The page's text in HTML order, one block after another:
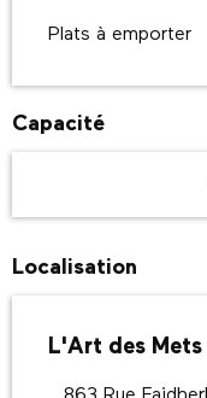
Plats à emporter
Capacité
Localisation
L'Art des Mets